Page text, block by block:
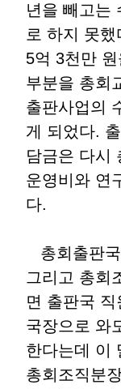
년을 빼고는
로 하지 못
5억 3천만
부분을 총회
출판사업의
게 되었다.
담금은 다시
운영비와 연
다.
총회출판
그리고 총회
면 출판국
국장으로 와
한다는데 이
총회조직분